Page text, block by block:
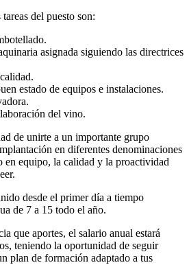
del puesto son:
asignada siguiendo las directrices
estado de equipos e instalaciones.
del vino.
de unirte a un importante grupo
en diferentes denominaciones
en equipo, la calidad y la proactividad
desde el primer día a tiempo
de 7 a 15 todo el año.
que aportes, el salario anual estará
teniendo la oportunidad de seguir
plan de formación adaptado a tus